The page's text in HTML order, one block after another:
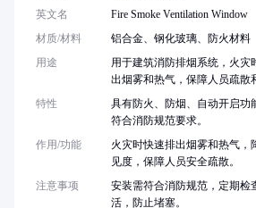
英文名
Fire Smoke Ventilation Window
材质/材料
铝合金、钢化玻璃、防火材料
用途
用于建筑消防排烟系统，火灾
出烟雾和热气，保障人员疏散
特性
具有防火、防烟、自动开启功
符合消防规范要求。
作用/功能
火灾时快速排出烟雾和热气，
见度，保障人员安全疏散。
注意事项
安装需符合消防规范，定期检
活，防止堵塞。